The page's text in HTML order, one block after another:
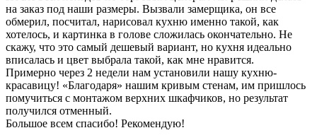
на заказ под наши размеры. Вызвали замерщика, он все
обмерил, посчитал, нарисовал кухню именно такой, как
хотелось, и картинка в голове сложилась окончательно. Не
скажу, что это самый дешевый вариант, но кухня идеально
вписалась и цвет выбрала такой, как мне нравится.
Примерно через 2 недели нам установили нашу кухню-
красавицу! «Благодаря» нашим кривым стенам, им пришлось
помучиться с монтажом верхних шкафчиков, но результат
получился отменный.
Большое всем спасибо! Рекомендую!